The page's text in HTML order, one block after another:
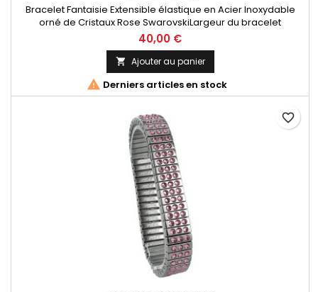
Bracelet Fantaisie Extensible élastique en Acier Inoxydable
orné de Cristaux Rose SwarovskiLargeur du bracelet
08mmDiamètre de 60mm, extensible à 80mm.Rowi Since 1895
Made In Germany
40,00 €
 Ajouter au panier
 Derniers articles en stock
favorite_border